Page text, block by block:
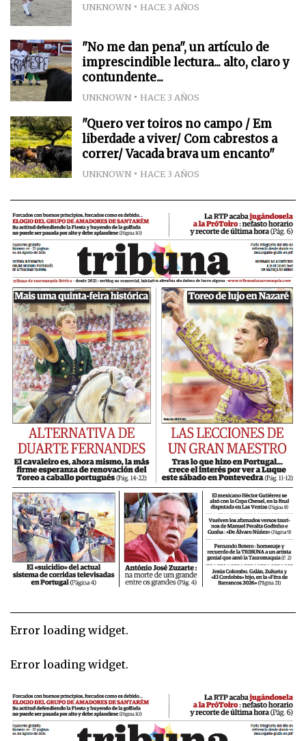
UNKNOWN HACE 3 AÑOS
"No me dan pena", un artículo de
imprescindible lectura... alto, claro y
contundente...
UNKNOWN HACE 3 AÑOS
"Quero ver toiros no campo / Em
liberdade a viver/ Com cabrestos a
correr/ Vacada brava um encanto"
UNKNOWN HACE 3 AÑOS
Error loading widget.
Error loading widget.